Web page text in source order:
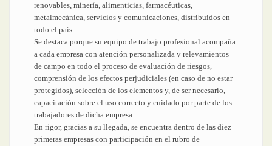
renovables, minería, alimenticias, farmacéuticas,
metalmecánica, servicios y comunicaciones, distribuidos en
todo el país.
Se destaca porque su equipo de trabajo profesional acompaña
a cada empresa con atención personalizada y relevamientos
de campo en todo el proceso de evaluación de riesgos,
comprensión de los efectos perjudiciales (en caso de no estar
protegidos), selección de los elementos y, de ser necesario,
capacitación sobre el uso correcto y cuidado por parte de los
trabajadores de dicha empresa.
En rigor, gracias a su llegada, se encuentra dentro de las diez
primeras empresas con participación en el rubro de